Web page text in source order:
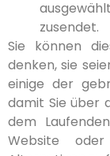
zusendet.
Sie können
denken, sie
einige der
damit Sie über
dem
Website